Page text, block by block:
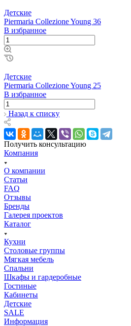
Детские
Piermaria Collezione Young 36
В избранное
Детские
Piermaria Collezione Young 25
В избранное
Назад к списку
Получить консультацию
Компания
О компании
Статьи
FAQ
Отзывы
Бренды
Галерея проектов
Каталог
Кухни
Столовые группы
Мягкая мебель
Спальни
Шкафы и гардеробные
Гостиные
Кабинеты
Детские
SALE
Информация